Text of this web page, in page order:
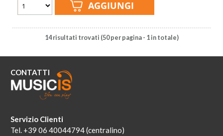
14 risultati trovati (50 per pagina - 1 in totale)
CONTATTI
Servizio Clienti
Tel. +39 06 40044794 (centralino)